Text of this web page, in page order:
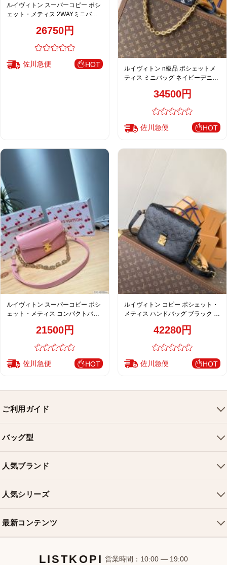
ルイヴィトン スーパーコピー ポシ
ェット・メティス 2WAYミニバッ
26750円
佐川急便 HOT
ルイヴィトン n級品 ポシェットメ
ティス ミニバッグ ネイビーデニム
34500円
佐川急便 HOT
ルイヴィトン スーパーコピー ポシ
ェット・メティス コンパクトバッ
ザー 上品デザイン
21500円
佐川急便 HOT
ルイヴィトン コピー ポシェット・
メティス ハンドバッグ ブラック エ
42280円
佐川急便 HOT
ご利用ガイド
ご利用ガイド
配送について
返品・交換
お問い合わせ
バッグ型
ショルダーバッグ
クロスボディバッグ
ミニバッグ
バケットバッグ
人気ブランド
シャネルバッグ
ディオールバッグ
人気シリーズ
ネヴァーフルバッグ
最新コンテンツ
新着アイテムLISTKOPI 営業時間：10:00 — 19:00